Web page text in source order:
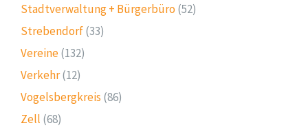
Stadtverwaltung + Bürgerbüro (52)
Strebendorf(33)
Vereine(132)
Verkehr(12)
Vogelsbergkreis (86)
Zell (68)